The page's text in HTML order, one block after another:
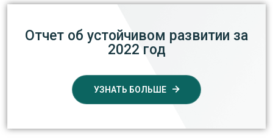
Отчет об устойчивом развитии за
2022 год
УЗНАТЬ БОЛЬШЕ